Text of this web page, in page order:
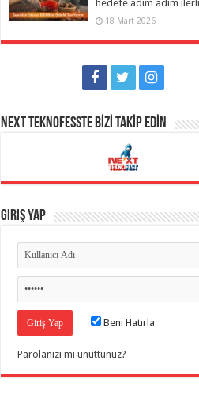
hedefe adım adım
18 Mart 2026
NEXT TEKNOFESSTE BİZİ TAKİP EDİN
Giriş Yap
Beni Hatırla
Parolanızı mı unuttunuz?